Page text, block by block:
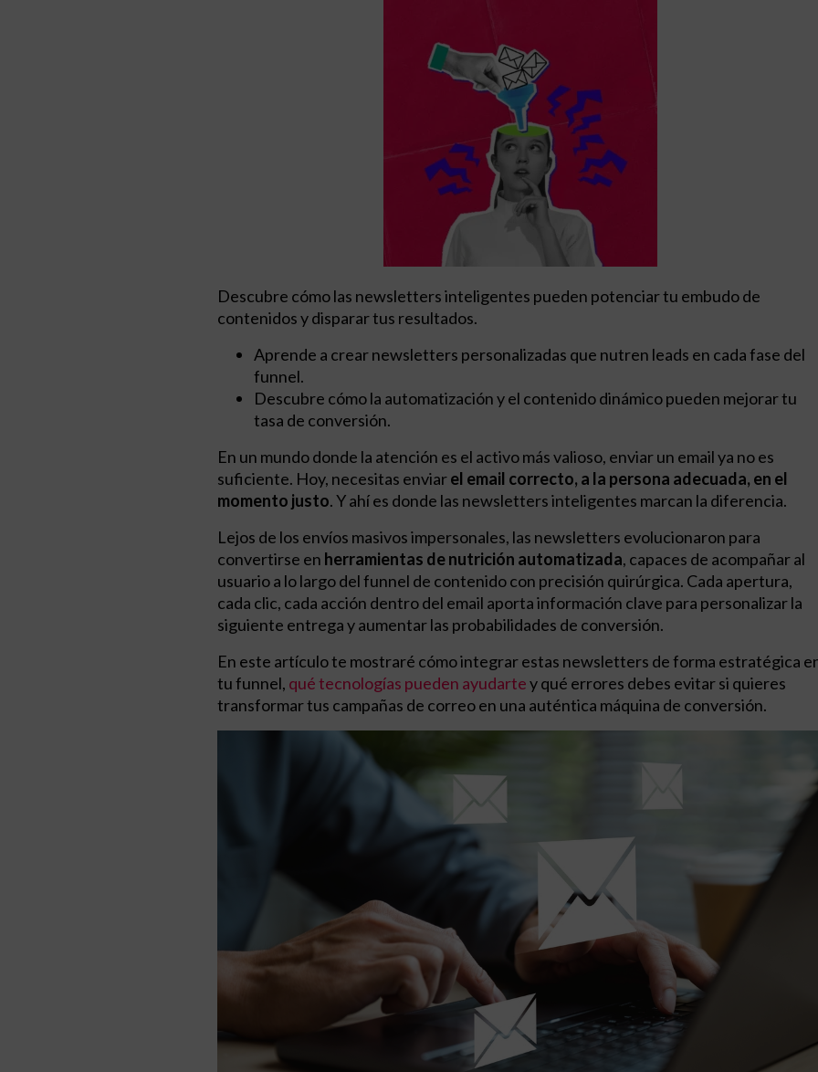
Descubre cómo las newsletters inteligentes pueden potenciar tu embudo de
contenidos y disparar tus resultados.
Aprende a crear newsletters personalizadas que nutren leads en cada fase del
funnel.
Descubre cómo la automatización y el contenido dinámico pueden mejorar tu
tasa de conversión.
En un mundo donde la atención es el activo más valioso, enviar un email ya no es
suficiente. Hoy, necesitas enviarel email correcto, a la persona adecuada, en el
momento justo. Y ahí es donde las newsletters inteligentes marcan la diferencia.
Lejos de los envíos masivos impersonales, las newsletters evolucionaron para
convertirse en herramientas de nutrición automatizada, capaces de acompañar al
usuario a lo largo del funnel de contenido con precisión quirúrgica. Cada apertura,
cada clic, cada acción dentro del email aporta información clave para personalizar la
siguiente entrega y aumentar las probabilidades de conversión.
En este artículo te mostraré cómo integrar estas newsletters de forma estratégica
tu funnel, qué tecnologías pueden ayudartey qué errores debes evitar si quieres
transformar tus campañas de correo en una auténtica máquina de conversión.